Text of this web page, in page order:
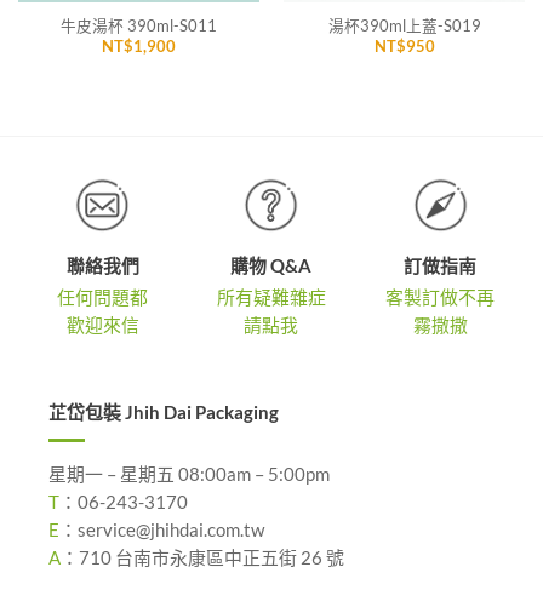
牛皮湯杯 390ml-S011
NT$1,900
湯杯390ml上蓋-S019
NT$950
聯絡我們
任何問題都
歡迎來信
購物 Q&A
所有疑難雜症
請點我
訂做指南
客製訂做不再
霧撒撒
芷岱包裝 Jhih Dai Packaging
星期一 – 星期五 08:00am – 5:00pm
T ： 06-243-3170
E ： service@jhihdai.com.tw
A ： 710 台南市永康區中正五街 26 號